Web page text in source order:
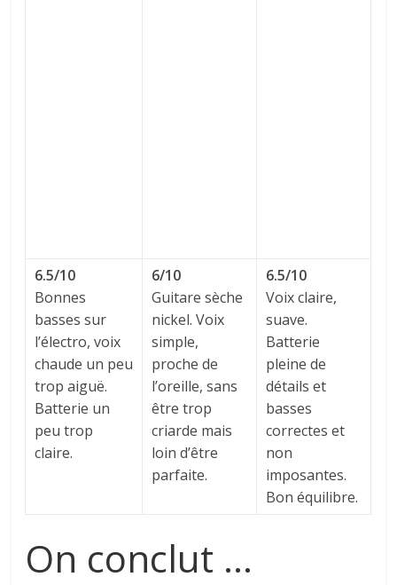
6.5/10
Bonnes
basses sur
l’électro, voix
chaude un peu
trop aiguë.
Batterie un
peu trop
claire.
6/10
Guitare sèche
nickel. Voix
simple,
proche de
l’oreille, sans
être trop
criarde mais
loin d’être
parfaite.
6.5/10
Voix claire,
suave.
Batterie
pleine de
détails et
basses
correctes et
non
imposantes.
Bon équilibre.
On conclut …